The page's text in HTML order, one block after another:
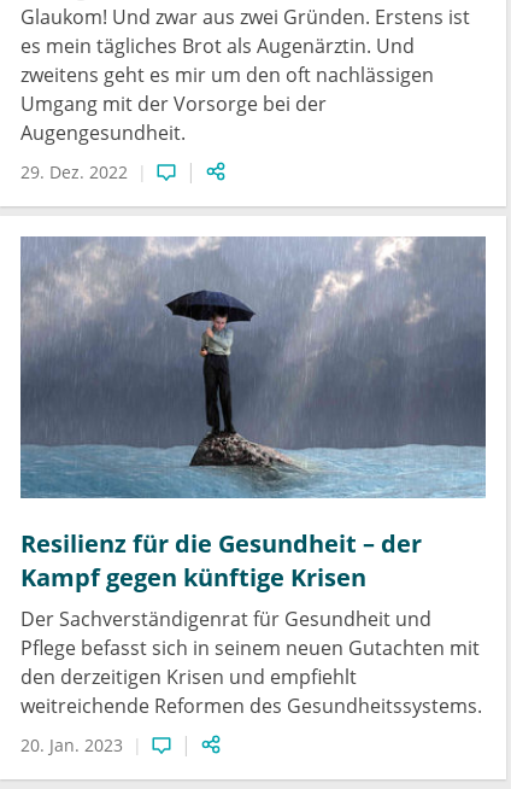
Glaukom! Und zwar aus zwei Gründen. Erstens ist
es mein tägliches Brot als Augenärztin. Und
zweitens geht es mir um den oft nachlässigen
Umgang mit der Vorsorge bei der
Augengesundheit.
29. Dez. 2022
Resilienz für die Gesundheit – der
Kampf gegen künftige Krisen
Der Sachverständigenrat für Gesundheit und
Pflege befasst sich in seinem neuen Gutachten mit
den derzeitigen Krisen und empfiehlt
weitreichende Reformen des Gesundheitssystems.
20. Jan. 2023